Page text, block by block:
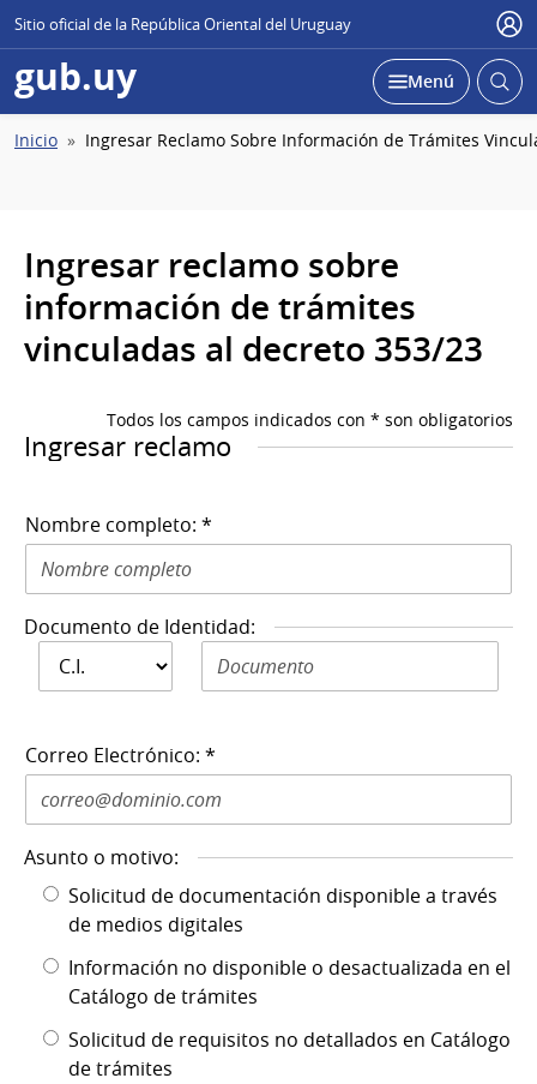
Sitio oficial de la República Oriental del Uruguay
gub.uy Desplegar
Menú Abrir
Ruta
Inicio Ingresar Reclamo Sobre Información de Trámites
Ingresar reclamo sobre
información de trámites
vinculadas al decreto 353/23
Todos los campos indicados con * son obligatorios
Ingresar reclamo
Nombre completo: *
Documento de Identidad:
Documento de
Identidad: *
Documento de Identidad N: *
Correo Electrónico: *
Asunto o motivo:
Solicitud de documentación disponible a través
de medios digitales
Información no disponible o desactualizada en el
Catálogo de trámites
Solicitud de requisitos no detallados en Catálogo
de trámites